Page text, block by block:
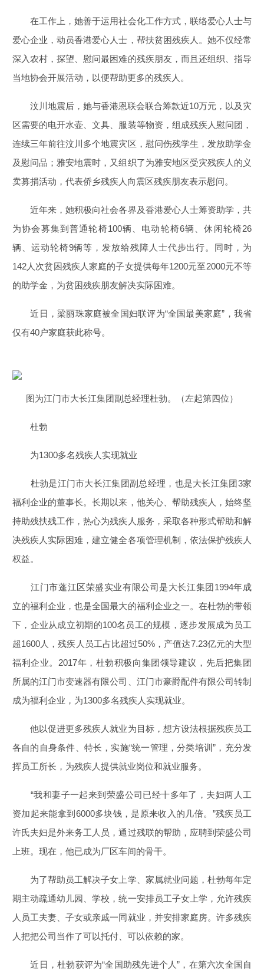
在工作上，她善于运用社会化工作方式，联络爱心人士与
爱心企业，动员香港爱心人士，帮扶贫困残疾人。她不仅经常
深入农村，探望、慰问最困难的残疾朋友，而且还组织、指导
当地协会开展活动，以便帮助更多的残疾人。
汶川地震后，她与香港恩联会联合筹款近10万元，以及灾
区需要的电开水壶、文具、服装等物资，组成残疾人慰问团，
连续三年前往汶川多个地震灾区，慰问伤残学生，发放助学金
及慰问品；雅安地震时，又组织了为雅安地区受灾残疾人的义
卖募捐活动，代表侨乡残疾人向震区残疾朋友表示慰问。
近年来，她积极向社会各界及香港爱心人士筹资助学，共
为协会募集到普通轮椅100辆、电动轮椅6辆、休闲轮椅26
辆、运动轮椅9辆等，发放给残障人士代步出行。同时，为
142人次贫困残疾人家庭的子女提供每年1200元至2000元不等
的助学金，为贫困残疾朋友解决实际困难。
近日，梁丽珠家庭被全国妇联评为“全国最美家庭”，我省
仅有40户家庭获此称号。
图为江门市大长江集团副总经理杜勃。（左起第四位）
杜勃
为1300多名残疾人实现就业
杜勃是江门市大长江集团副总经理，也是大长江集团3家
福利企业的董事长。长期以来，他关心、帮助残疾人，始终坚
持助残扶残工作，热心为残疾人服务，采取各种形式帮助和解
决残疾人实际困难，建立健全各项管理机制，依法保护残疾人
权益。
江门市蓬江区荣盛实业有限公司是大长江集团1994年成
立的福利企业，也是全国最大的福利企业之一。在杜勃的带领
下，企业从成立初期的100名员工的规模，逐步发展成为员工
超1600人，残疾人员工占比超过50%，产值达7.23亿元的大型
福利企业。2017年，杜勃积极向集团领导建议，先后把集团
所属的江门市变速器有限公司、江门市豪爵配件有限公司转制
成为福利企业，为1300多名残疾人实现就业。
他以促进更多残疾人就业为目标，想方设法根据残疾员工
各自的自身条件、特长，实施“统一管理，分类培训”，充分发
挥员工所长，为残疾人提供就业岗位和就业服务。
“我和妻子一起来到荣盛公司已经十多年了，夫妇两人工
资加起来能拿到6000多块钱，是原来收入的几倍。”残疾员工
许氏夫妇是外来务工人员，通过残联的帮助，应聘到荣盛公司
上班。现在，他已成为厂区车间的骨干。
为了帮助员工解决子女上学、家属就业问题，杜勃每年定
期主动疏通幼儿园、学校，统一安排员工子女上学，允许残疾
人员工夫妻、子女或亲戚一同就业，并安排家庭房。许多残疾
人把把公司当作了可以托付、可以依赖的家。
近日，杜勃获评为“全国助残先进个人”，在第六次全国自